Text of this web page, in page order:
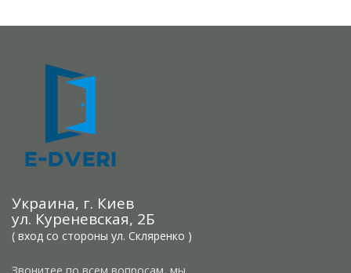
Украина, г. Киев
ул. Куреневская, 2Б
( вход со стороны ул. Скляренко )